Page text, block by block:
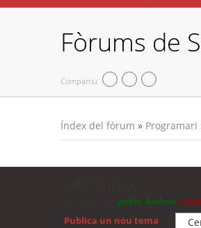
Fòrums de
Compartiu
Índex del fòrum » Programari
jordis Andreu
Publica un nou tema